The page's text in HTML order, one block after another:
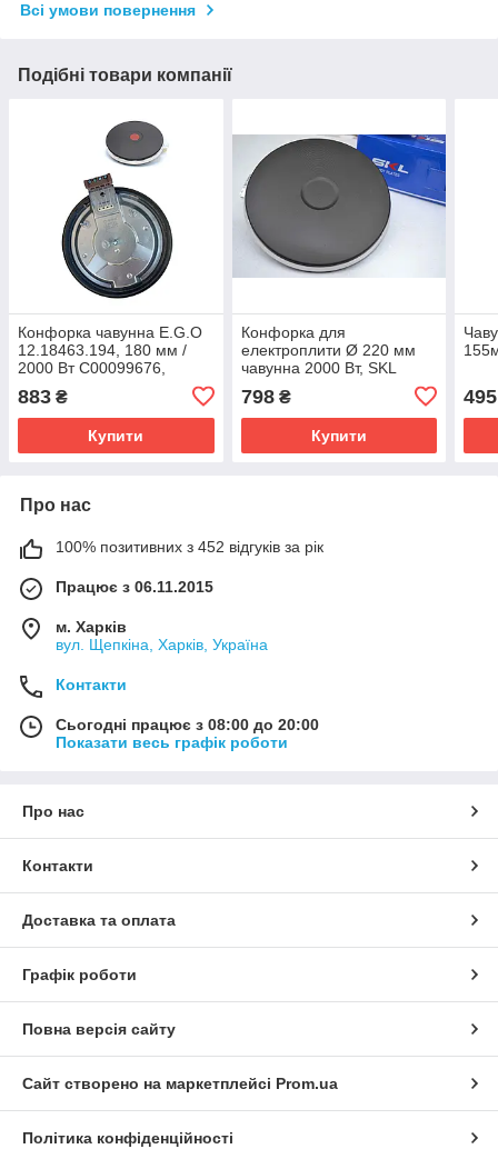
Всі умови повернення
Подібні товари компанії
Конфорка чавунна E.G.O
12.18463.194, 180 мм /
2000 Вт C00099676,
883 ₴
Купити
Конфорка для
електроплити Ø 220 мм
чавунна 2000 Вт, SKL
798₴
Купити
495
Про нас
100% позитивних з 452 відгуків за рік
Працює з 06.11.2015
м. Харків
вул. Щепкіна, Харків, Україна
Контакти
Сьогодні працює з 08:00 до 20:00
Показати весь графік роботи
Про нас
Контакти
Доставка та оплата
Графік роботи
Повна версія сайту
Сайт створено на маркетплейсі Prom.ua
Політика конфіденційності